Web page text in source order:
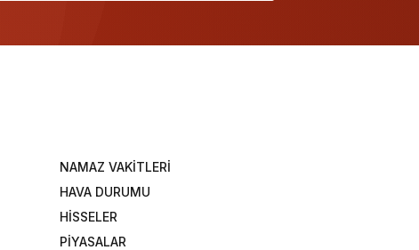
NAMAZ VAKİTLERİ
HAVA DURUMU
HİSSELER
PİYASALAR